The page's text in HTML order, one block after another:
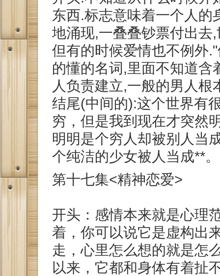
东西.标志意味着一个人的
地涌现,一叠叠钞票付出去
但有的时候爱情也不例外
的懂的名词,里面不知道含
人负责建立,一般的男人根
结尾(中间的):这个世界有
穷，但是我到现在才突然
明明是个穷人却被别人当
个纯洁的少女被人当成**。
第十七集<精神恋爱>
开头：感情本来就是心理
着，你可以说它是虚构出
走，心里怎么想的就是怎
以来，它都和身体有着扯